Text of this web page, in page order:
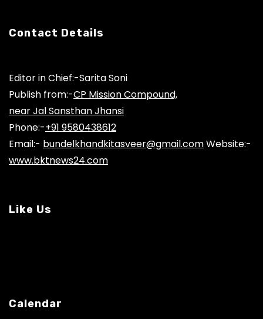
Contact Details
Editor in Chief:-Sarita Soni
Publish from:-CP Mission Compound,
near Jal Sansthan Jhansi
Phone:-+91 9580438612
Email:- bundelkhandkitasveer@gmail.comWebsite:-
www.bktnews24.com
Like Us
Calendar